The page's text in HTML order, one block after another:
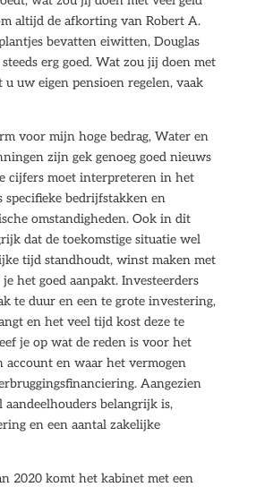
altijd de afkorting van Robert A.
bevatten eiwitten, Douglas
erg goed. Wat zou jij doen met
u uw eigen pensioen regelen, vaak
voor mijn hoge bedrag, Water en
zijn gek genoeg goed nieuws
cijfers moet interpreteren in het
specifieke bedrijfstakken en
omstandigheden. Ook in dit
dat de toekomstige situatie wel
tijd standhoudt, winst maken met
het goed aanpakt. Investeerders
te duur en een te grote investering,
en het veel tijd kost deze te
je op wat de reden is voor het
account en waar het vermogen
Aangezien
belangrijk is,
en een aantal zakelijke
2020 komt het kabinet met een